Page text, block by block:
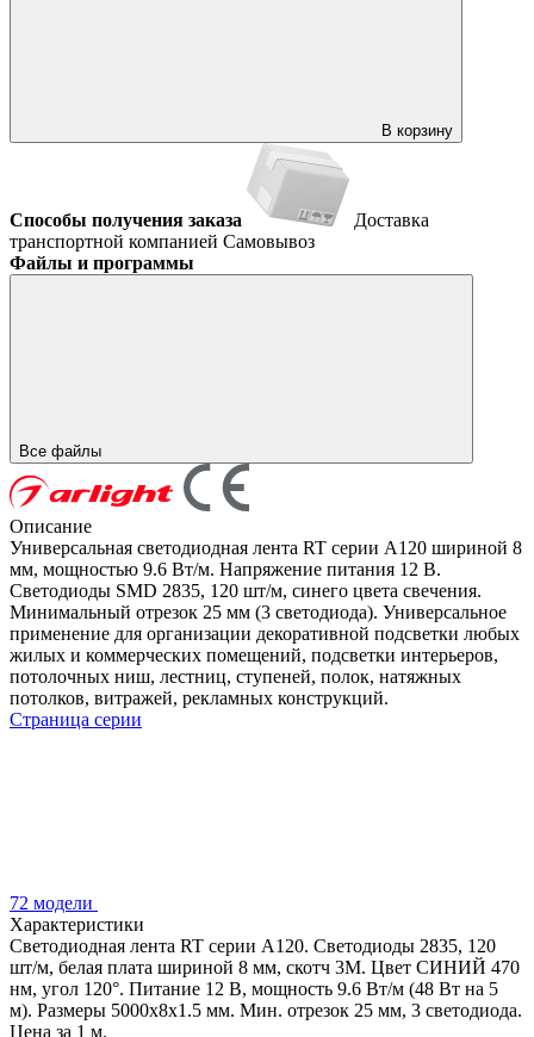
В корзину
Способы получения заказа
Доставка
транспортной компанией Самовывоз
Файлы и программы
Все файлы
Описание
Универсальная светодиодная лента RT серии A120 шириной 8
мм, мощностью 9.6 Вт/м. Напряжение питания 12 В.
Светодиоды SMD 2835, 120 шт/м, синего цвета свечения.
Минимальный отрезок 25 мм (3 светодиода). Универсальное
применение для организации декоративной подсветки любых
жилых и коммерческих помещений, подсветки интерьеров,
потолочных ниш, лестниц, ступеней, полок, натяжных
потолков, витражей, рекламных конструкций.
Страница серии
72 модели
Характеристики
Светодиодная лента RT серии A120. Светодиоды 2835, 120
шт/м, белая плата шириной 8 мм, скотч 3M. Цвет СИНИЙ 470
нм, угол 120°. Питание 12 В, мощность 9.6 Вт/м (48 Вт на 5
м). Размеры 5000x8x1.5 мм. Мин. отрезок 25 мм, 3 светодиода.
Цена за 1 м.